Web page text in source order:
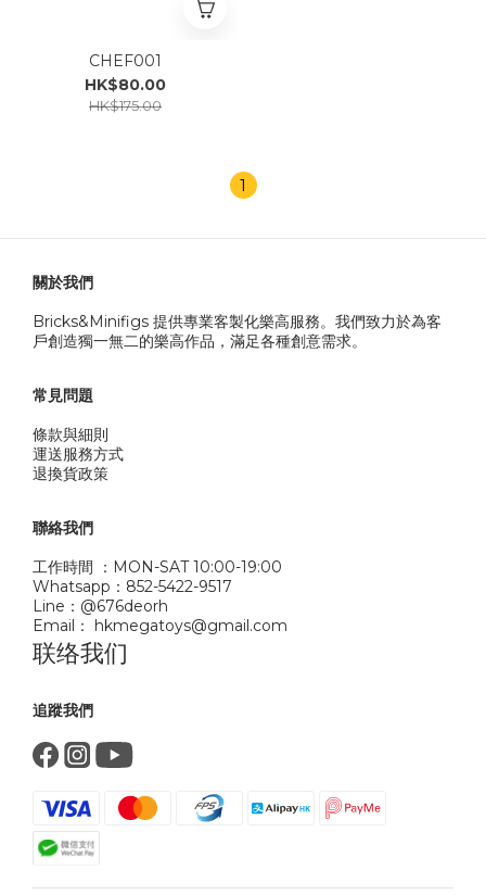
CHEF001
HK$80.00
HK$175.00
1
關於我們
Bricks&Minifigs 提供專業客製化樂高服務。我們致力於為客
戶創造獨一無二的樂高作品，滿足各種創意需求。
常見問題
條款與細則
運送服務方式
退換貨政策
聯絡我們
工作時間 ：MON-SAT 10:00-19:00
Whatsapp：852-5422-9517
Line：@676deorh
Email： hkmegatoys@gmail.com
联络我们
追蹤我們